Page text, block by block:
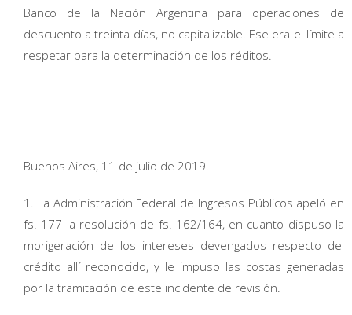
Banco de la Nación Argentina para operaciones de
descuento a treinta días, no capitalizable. Ese era el límite a
respetar para la determinación de los réditos.
Buenos Aires, 11 de julio de 2019.
1. La Administración Federal de Ingresos Públicos apeló en
fs. 177 la resolución de fs. 162/164, en cuanto dispuso la
morigeración de los intereses devengados respecto del
crédito allí reconocido, y le impuso las costas generadas
por la tramitación de este incidente de revisión.